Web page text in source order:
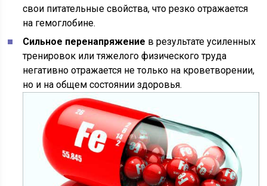
свои питательные свойства, что резко отражается
на гемоглобине.
Сильное перенапряжение в результате усиленных
тренировок или тяжелого физического труда
негативно отражается не только на кроветворении,
но и на общем состоянии здоровья.